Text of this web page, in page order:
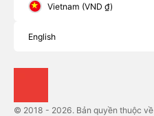
Vietnam (VND ₫)
English
© 2018 - 2026. Bản quyền thuộc về